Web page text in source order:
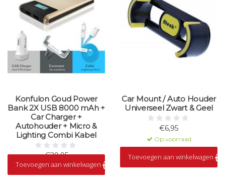
Konfulon Goud Power
Bank 2X USB 8000 mAh +
Car Charger +
Autohouder + Micro &
Lighting Combi Kabel
€29,95
Op voorraad
Toevoegen aan winkelwagen
Car Mount / Auto Houder
Universeel Zwart & Geel
€6,95
Op voorraad
Toevoegen aan winkelwagen